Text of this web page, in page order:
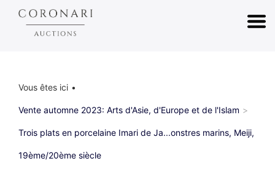
Vous êtes ici
Vente automne 2023: Arts d'Asie, d'Europe et de l'Islam
Trois plats en porcelaine Imari de Ja...onstres marins, Meiji,
19ème/20ème siècle